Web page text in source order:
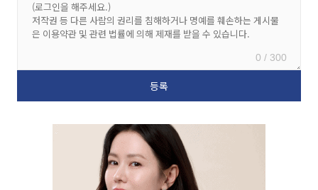
0 / 300